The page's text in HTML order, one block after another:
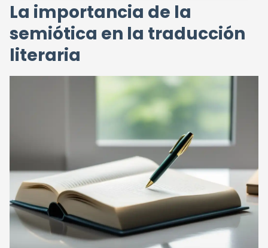
La importancia de la
semiótica en la traducción
literaria